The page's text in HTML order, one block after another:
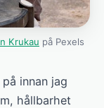
Krukau på Pexels
innan jag
hållbarhet